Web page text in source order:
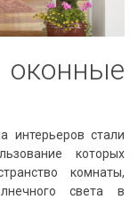
интерьеров стали
которых
комнаты,
света в